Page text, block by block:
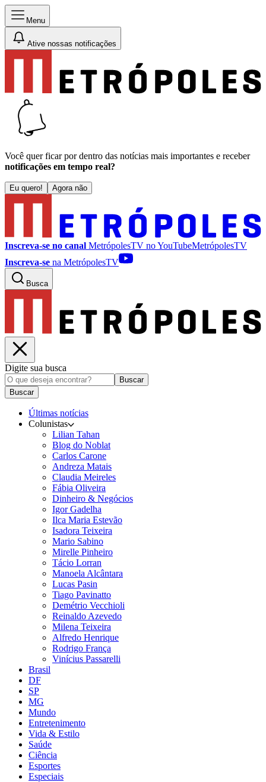
Menu
Ative nossas notificações
Você quer ficar por dentro das notícias mais importantes e receber
notificações em tempo real?
Eu quero! Agora não
Inscreva-se no canal MetrópolesTV noYouTubeMetrópolesTV
Inscreva-se na MetrópolesTV
Busca
Digite sua busca
Buscar
Buscar
Últimas notícias
Colunistas
Lilian Tahan
Blog do Noblat
Carlos Carone
Andreza Matais
Claudia Meireles
Fábia Oliveira
Dinheiro & Negócios
Igor Gadelha
Ilca Maria Estevão
Isadora Teixeira
Mario Sabino
Mirelle Pinheiro
Tácio Lorran
Manoela Alcântara
Lucas Pasin
Tiago Pavinatto
Demétrio Vecchioli
Reinaldo Azevedo
Milena Teixeira
Alfredo Henrique
Rodrigo França
Vinícius Passarelli
Brasil
DF
SP
MG
Mundo
Entretenimento
Vida & Estilo
Saúde
Ciência
Esportes
Especiais